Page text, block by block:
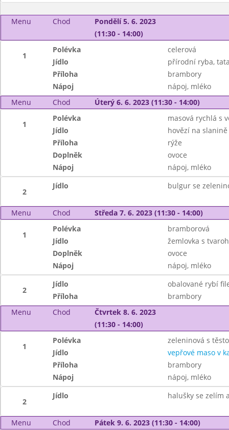
Menu Chod
Pondělí 5. 6. 2023
(11:30 - 14:00)
1
Polévka
celerová
Jídlo
přírodní ryba,
Příloha
brambory
Nápoj
nápoj, mléko
Menu
Chod Úterý 6. 6. 2023 (11:30 - 14:00)
1
Polévka
masová rychlá s
Jídlo
hovězí na slanině
Příloha
rýže
Doplněk
ovoce
Nápoj
nápoj, mléko
2
Jídlo bulgur se
Menu Chod Středa 7. 6. 2023 (11:30 - 14:00)
1
Polévka
bramborová
Jídlo
žemlovka s
Doplněk
ovoce
Nápoj
nápoj, mléko
2
Jídlo
obalované rybí
Příloha
brambory
Menu
Chod
Čtvrtek 8. 6. 2023
(11:30 - 14:00)
1
Polévka
zeleninová s
Jídlo
vepřové maso v
Příloha
brambory
Nápoj
nápoj, mléko
2
Jídlo halušky se zelím
Menu Chod Pátek 9. 6. 2023 (11:30 - 14:00)